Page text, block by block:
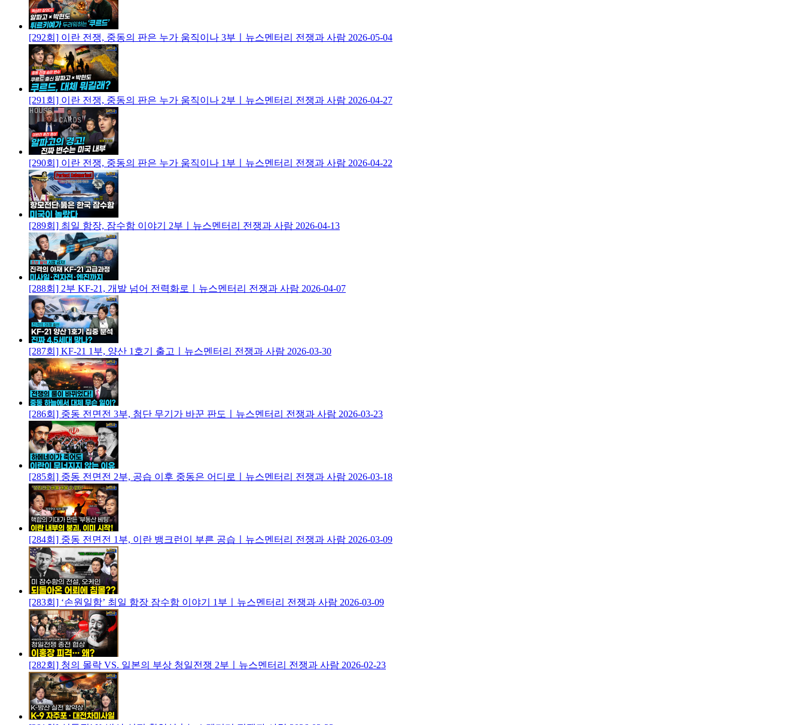
[292회] 이란 전쟁, 중동의 판은 누가 움직이나 3부ㅣ뉴스멘터리 전쟁과 사람 2026-05-04
[291회] 이란 전쟁, 중동의 판은 누가 움직이나 2부ㅣ뉴스멘터리 전쟁과 사람 2026-04-27
[290회] 이란 전쟁, 중동의 판은 누가 움직이나 1부ㅣ뉴스멘터리 전쟁과 사람 2026-04-22
[289회] 최일 함장, 잠수함 이야기 2부ㅣ뉴스멘터리 전쟁과 사람 2026-04-13
[288회] 2부 KF-21, 개발 넘어 전력화로ㅣ뉴스멘터리 전쟁과 사람 2026-04-07
[287회] KF-21 1부, 양산 1호기 출고ㅣ뉴스멘터리 전쟁과 사람 2026-03-30
[286회] 중동 전면전 3부, 첨단 무기가 바꾼 판도ㅣ뉴스멘터리 전쟁과 사람 2026-03-23
[285회] 중동 전면전 2부, 공습 이후 중동은 어디로ㅣ뉴스멘터리 전쟁과 사람 2026-03-18
[284회] 중동 전면전 1부, 이란 뱅크런이 부른 공습ㅣ뉴스멘터리 전쟁과 사람 2026-03-09
[283회] ‘손원일함’ 최일 함장 잠수함 이야기 1부ㅣ뉴스멘터리 전쟁과 사람 2026-03-09
[282회] 청의 몰락 VS. 일본의 부상 청일전쟁 2부ㅣ뉴스멘터리 전쟁과 사람 2026-02-23